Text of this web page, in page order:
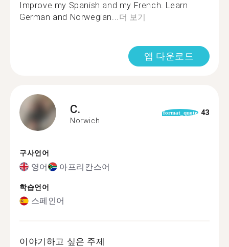
Improve my Spanish and my French. Learn
German and Norwegian...더 보기
앱 다운로드
C.
Norwich
format_quote 43
구사언어
영어 아프리칸스어
학습언어
스페인어
이야기하고 싶은 주제